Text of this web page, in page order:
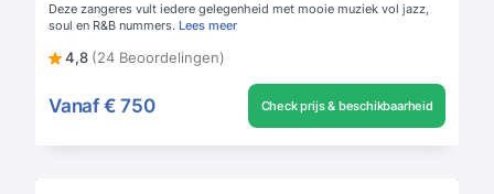
Deze zangeres vult iedere gelegenheid met mooie muziek vol jazz,
soul en R&B nummers. Lees meer
4,8 (24 Beoordelingen)
Vanaf € 750 Check prijs & beschikbaarheid